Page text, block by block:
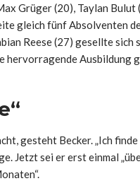
Grüger (20), Taylan Bulut
gleich fünf Absolventen
Reese (27) gesellte sich
hervorragende Ausbildung
gesteht Becker. „Ich finde
Jetzt sei er erst einmal